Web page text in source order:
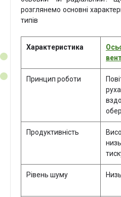
розглянемо основні
типів
Характеристика
Принцип роботи
Продуктивність
Рівень шуму